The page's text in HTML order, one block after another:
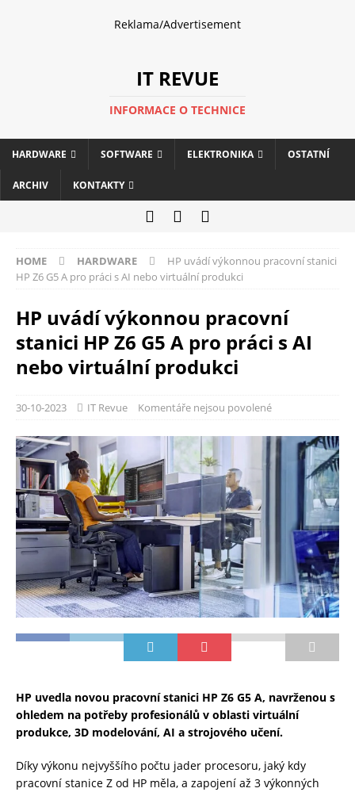
Reklama/Advertisement
IT REVUE
INFORMACE O TECHNICE
HARDWARE SOFTWARE ELEKTRONIKA OSTATNÍ
ARCHIV KONTAKTY
HOME HARDWARE
HP uvádí výkonnou pracovní stanici
HP Z6 G5 A pro práci s AI nebo virtuální produkci
HP uvádí výkonnou pracovní
stanici HP Z6 G5 A pro práci s AI
nebo virtuální produkci
30-10-2023 IT Revue Komentáře nejsou povolené
HP uvedla novou pracovní stanici HP Z6 G5 A, navrženou s
ohledem na potřeby profesionálů v oblasti virtuální
produkce, 3D modelování, AI a strojového učení.
Díky výkonu nejvyššího počtu jader procesoru, jaký kdy
pracovní stanice Z od HP měla, a zapojení až 3 výkonných